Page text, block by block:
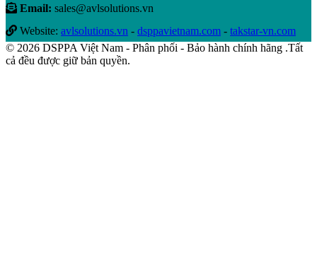
Email: sales@avlsolutions.vn
Website: avlsolutions.vn - dsppavietnam.com - takstar-vn.com
© 2026 DSPPA Việt Nam - Phân phối - Bảo hành chính hãng .Tất
cả đều được giữ bản quyền.